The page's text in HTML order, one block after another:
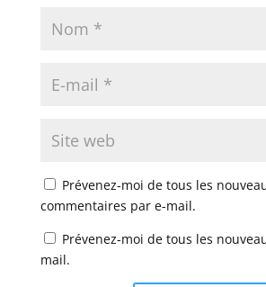
Prévenez-moi de tous les
commentaires par e-mail.
Prévenez-moi de tous les
mail.